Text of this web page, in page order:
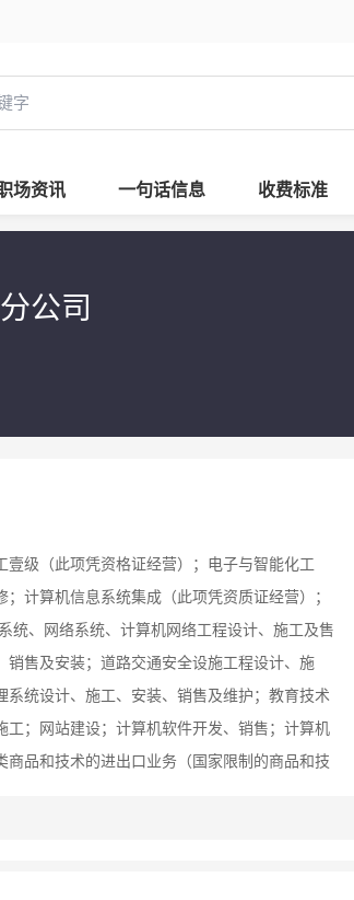
场资讯 一句话信息 收费标准
公司
级（此项凭资格证经营）；电子与智能化工
计算机信息系统集成（此项凭资质证经营）；
统、网络系统、计算机网络工程设计、施工及售
售及安装；道路交通安全设施工程设计、施
统设计、施工、安装、销售及维护；教育技术
；网站建设；计算机软件开发、销售；计算机
品和技术的进出口业务（国家限制的商品和技